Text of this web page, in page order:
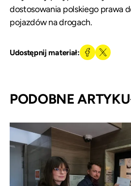
dostosowania polskiego prawa
pojazdów na drogach.
Udostępnij materiał:
PODOBNE